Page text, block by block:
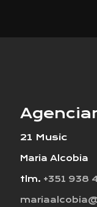
21 Music
Maria Alcobia
tlm. +351 938